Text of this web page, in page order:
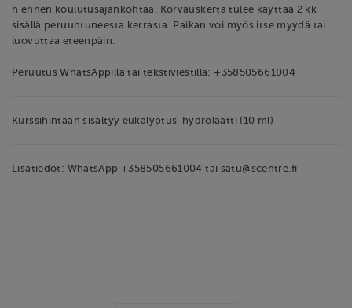
h ennen koulutusajankohtaa. Korvauskerta tulee käyttää 2 kk
sisällä peruuntuneesta kerrasta. Paikan voi myös itse myydä tai
luovuttaa eteenpäin.
Peruutus WhatsAppilla tai tekstiviestillä: +358505661004
Kurssihintaan sisältyy eukalyptus-hydrolaatti (10 ml)
Lisätiedot: WhatsApp +358505661004 tai satu@scentre.fi